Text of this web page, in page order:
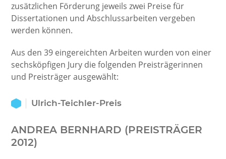
zusätzlichen Förderung jeweils zwei Preise für
Dissertationen und Abschlussarbeiten vergeben
werden können.
Aus den 39 eingereichten Arbeiten wurden von einer
sechsköpfigen Jury die folgenden Preisträgerinnen
und Preisträger ausgewählt:
Ulrich-Teichler-Preis
ANDREA BERNHARD (PREISTRÄGER
2012)